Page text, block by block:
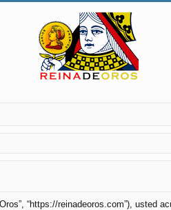
“https://reinadeoros.com”),